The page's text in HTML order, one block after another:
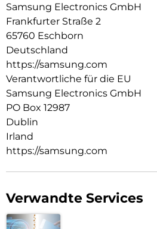
Staub und Spritzwasser geschützt.
Upgrades und sechs Jahre
Galaxy A27 5G aktuell, damit du
kannst. Bereit für dein nächstes
Entdecke smarte Funktionen,
Design, das zu deinem Alltag passt.
Samsung Electronics GmbH
Frankfurter Straße 2
65760 Eschborn
Deutschland
https://samsung.com
Verantwortliche für die EU
Samsung Electronics GmbH
PO Box 12987
Dublin
Irland
https://samsung.com
Verwandte Services